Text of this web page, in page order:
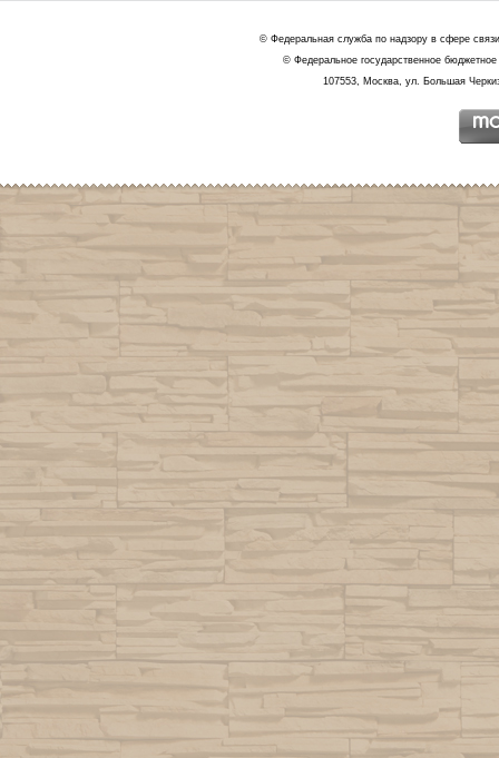
© Федеральная служба по надзору в сфере
© Федеральное государственное
107553, Москва, ул. Большая